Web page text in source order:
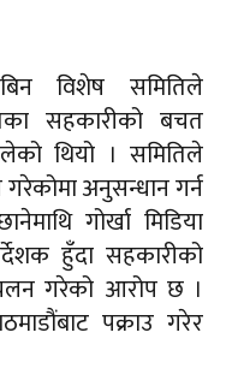
विशेष समितिले
सहकारीको बचत
थियो । समितिले
अनुसन्धान गर्न
गोर्खा मिडिया
हुँदा सहकारीको
गरेको आरोप छ ।
पक्राउ गरेर